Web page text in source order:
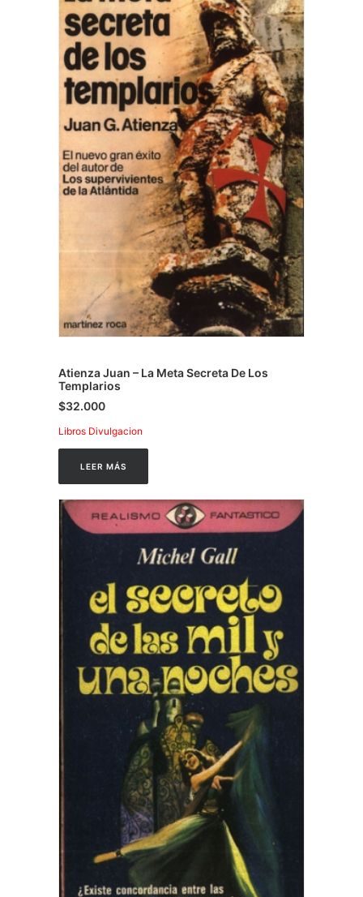
Atienza Juan – La Meta Secreta De Los
Templarios
$32.000
Libros Divulgacion
LEER MÁS